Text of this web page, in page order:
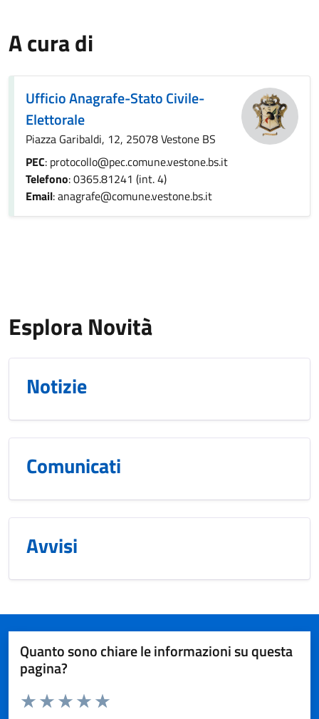
A cura di
Ufficio Anagrafe-Stato Civile-
Elettorale
Piazza Garibaldi, 12, 25078 Vestone BS
PEC: protocollo@pec.comune.vestone.bs.it
Telefono: 0365.81241 (int. 4)
Email: anagrafe@comune.vestone.bs.it
Esplora Novità
Notizie
Comunicati
Avvisi
Quanto sono chiare le informazioni su questa
pagina?
Valuta da 1 a 5 stelle la pagina